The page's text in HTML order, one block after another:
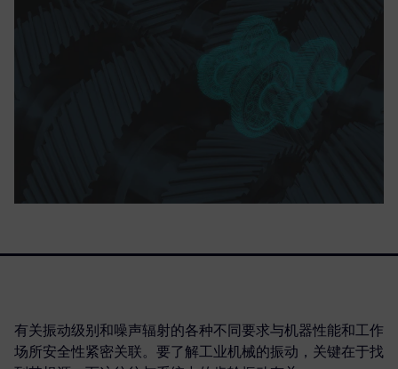
有关振动级别和噪声辐射的各种不同要求与机器性能和工作
场所安全性紧密关联。要了解工业机械的振动，关键在于找